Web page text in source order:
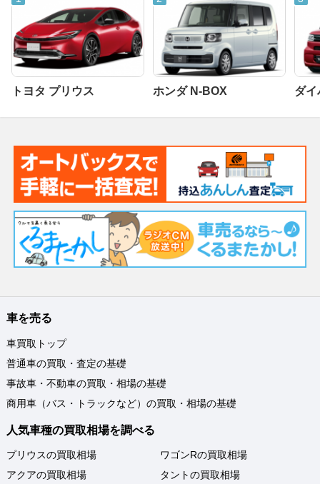
トヨタ プリウス ホンダ N-BOX ダイ
車を売る
車買取トップ
普通車の買取・査定の基礎
事故車・不動車の買取・相場の基礎
商用車（バス・トラックなど）の買取・相場の基礎
人気車種の買取相場を調べる
プリウスの買取相場
アクアの買取相場
ワゴンRの買取相場
タントの買取相場